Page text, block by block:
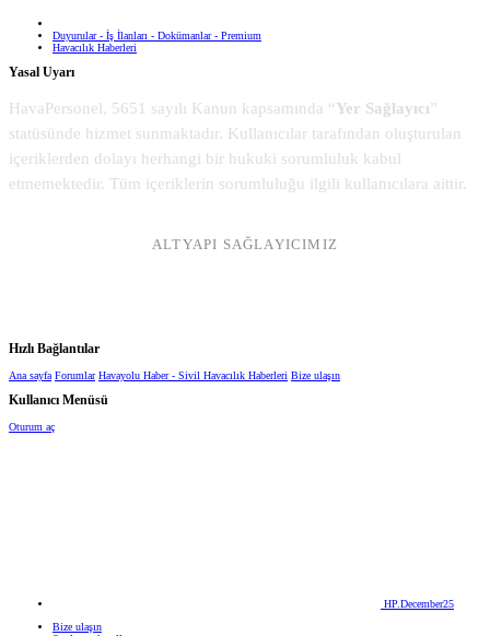
Duyurular - İş İlanları - Dokümanlar - Premium
Havacılık Haberleri
Yasal Uyarı
HavaPersonel, 5651 sayılı Kanun kapsamında “Yer Sağlayıcı”
statüsünde hizmet sunmaktadır. Kullanıcılar tarafından oluşturulan
içeriklerden dolayı herhangi bir hukuki sorumluluk kabul
etmemektedir. Tüm içeriklerin sorumluluğu ilgili kullanıcılara aittir.
ALTYAPI SAĞLAYICIMIZ
Hızlı Bağlantılar
Ana sayfa Forumlar Havayolu Haber - Sivil Havacılık Haberleri Bize ulaşın
Kullanıcı Menüsü
Oturum aç
HP.December25
Bize ulaşın